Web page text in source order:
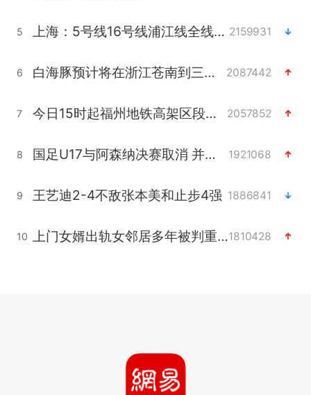
5 上海：5号线16号线浦江线全线停运 2159931
6 白海豚预计将在浙江苍南到三门一带登陆 2087442
7 今日15时起福州地铁高架区段停运 2057852
8 国足U17与阿森纳决赛取消 并列冠军 1921068
9 王艺迪2-4不敌张本美和止步4强 1886841
10 上门女婿出轨女邻居多年被判重婚罪1810428